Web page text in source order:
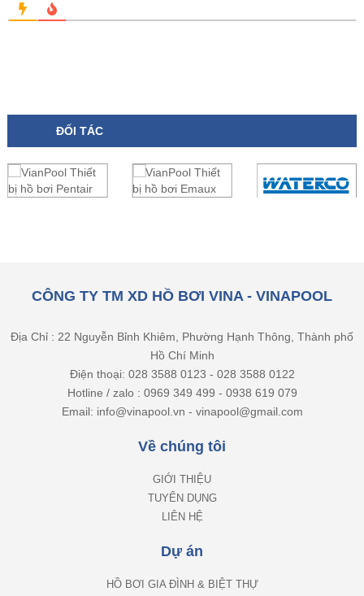
ĐỐI TÁC
CÔNG TY TM XD HỒ BƠI VINA - VINAPOOL
Địa Chỉ : 22 Nguyễn Bỉnh Khiêm, Phường Hạnh Thông, Thành phố
Hồ Chí Minh
Điện thoại: 028 3588 0123 - 028 3588 0122
Hotline / zalo : 0969 349 499 - 0938 619 079
Email: info@vinapool.vn - vinapool@gmail.com
Về chúng tôi
GIỚI THIỆU
TUYỂN DỤNG
LIÊN HỆ
Dự án
HỒ BƠI GIA ĐÌNH & BIỆT THỰ